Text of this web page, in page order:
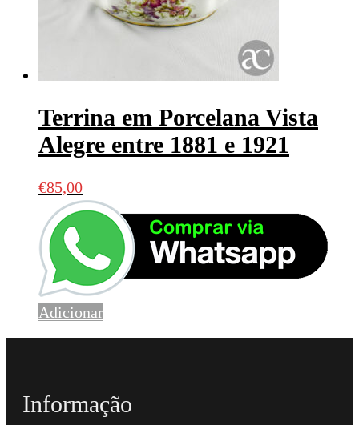
Terrina em Porcelana Vista
Alegre entre 1881 e 1921
€85,00
Adicionar
Informação